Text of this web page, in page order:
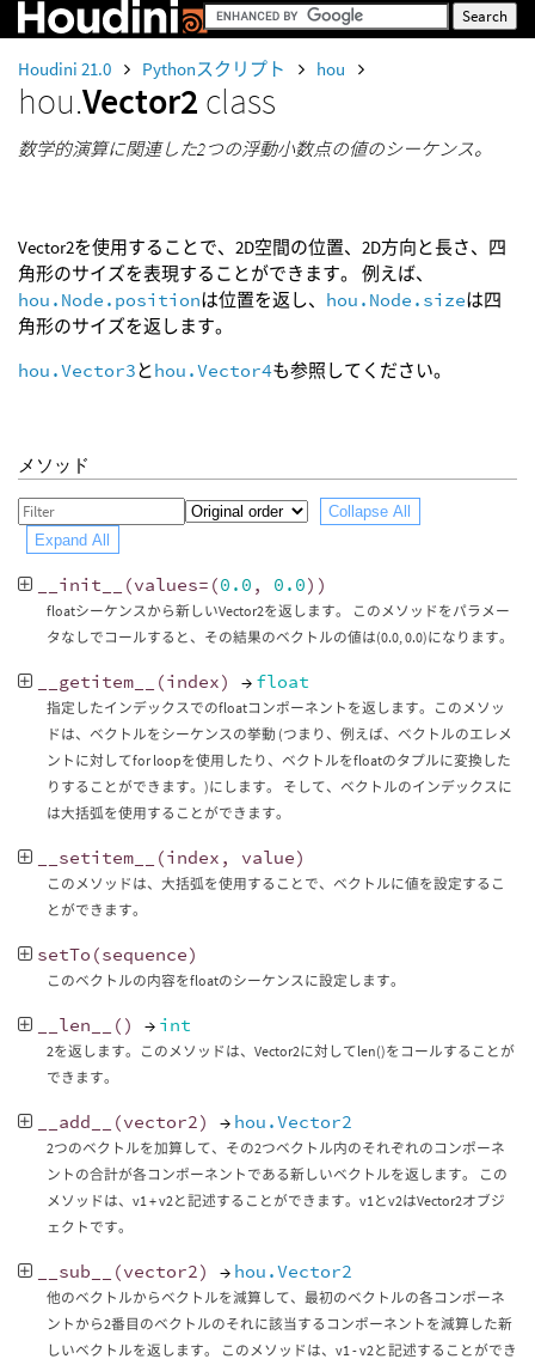
Houdini 21.0 Pythonスクリプト hou
hou.Vector2 class
数学的演算に関連した2つの浮動小数点の値のシーケンス。
Vector2を使用することで、2D空間の位置、2D方向と長さ、四
角形のサイズを表現することができます。 例えば、
hou.Node.positionは位置を返し、 hou.Node.sizeは四
角形のサイズを返します。
hou.Vector3とhou.Vector4も参照してください。
メソッド
Collapse All
Expand All
__init__ (values= (0.0 , 0.0))
floatシーケンスから新しいVector2を返します。 このメソッドをパラメー
タなしでコールすると、その結果のベクトルの値は(0.0, 0.0)になります。
__getitem__ (index) → float
指定したインデックスでのfloatコンポーネントを返します。このメソッ
ドは、ベクトルをシーケンスの挙動 (つまり、例えば、ベクトルのエレメ
ントに対してfor loopを使用したり、ベクトルをfloatのタプルに変換した
りすることができます。)にします。 そして、ベクトルのインデックスに
は大括弧を使用することができます。
__setitem__ (index , value)
このメソッドは、大括弧を使用することで、ベクトルに値を設定するこ
とができます。
setTo (sequence)
このベクトルの内容をfloatのシーケンスに設定します。
__len__ () → int
2を返します。このメソッドは、Vector2に対してlen()をコールすることが
できます。
__add__ (vector2) → hou.Vector2
2つのベクトルを加算して、その2つベクトル内のそれぞれのコンポーネ
ントの合計が各コンポーネントである新しいベクトルを返します。 この
メソッドは、v1 + v2と記述することができます。v1とv2はVector2オブジ
ェクトです。
__sub__ (vector2) → hou.Vector2
他のベクトルからベクトルを減算して、最初のベクトルの各コンポーネ
ントから2番目のベクトルのそれに該当するコンポーネントを減算した新
しいベクトルを返します。 このメソッドは、v1 - v2と記述することができ